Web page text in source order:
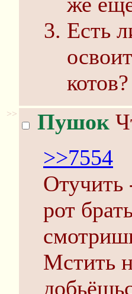
Есть
котов?
>> Пушок
>>7554
Отучить
рот
Мстить